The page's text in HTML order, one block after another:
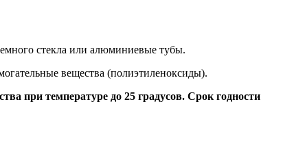
стекла или алюминиевые тубы.
вещества (полиэтиленоксиды).
при температуре до 25 градусов. Срок годности